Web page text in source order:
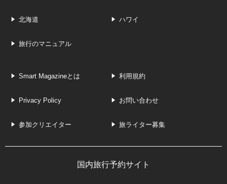
北海道 ハワイ
旅行のマニュアル
Smart Magazineとは 利用規約
Privacy Policy お問い合わせ
参加クリエイター 旅ライター募集
国内旅行予約サイト